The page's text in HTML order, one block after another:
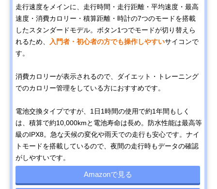
走行速度をメインに、走行時間・走行距離・平均速度・最高
速度・消費カロリー・積算距離・時計の7つのモードを搭載
したスタンダードモデル。ボタン1つでモードが切り替えら
れるため、
入門者・初心者の方でも操作しやすいサイコンで
す。
消費カロリーが表示されるので、ダイエット・トレーニング
でのカロリー管理をしている方におすすめです。
電池交換タイプですが、1日1時間の使用で約1年間もしく
は、積算で約10,000kmと電池寿命は長め。防水性能は最高等
級のIPX8。急な天候の変化や雨天での走行も安心です。ナイ
トモードを搭載しているので、夜間の走行時もデータの確認
がしやすいです。
Amazonで見る